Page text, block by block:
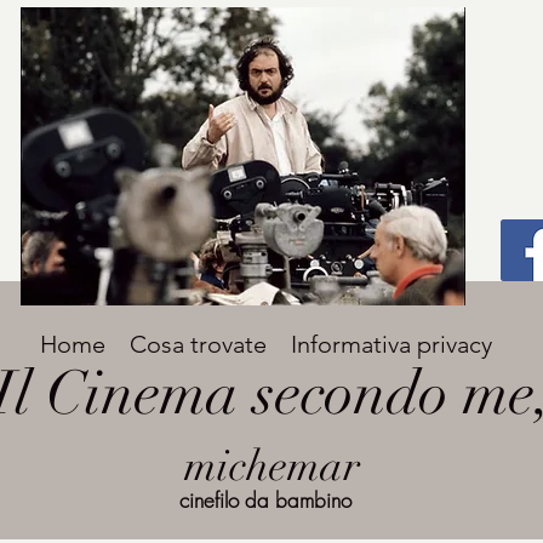
Titolo
grande
Avenir Light una delle font preferite dai
designer. Facile da leggere, viene
utilizzata per titoli e paragrafi.
Cinema secondo
michemar
Home Cosa trovate Informativa privacy
cinefilo da bambino